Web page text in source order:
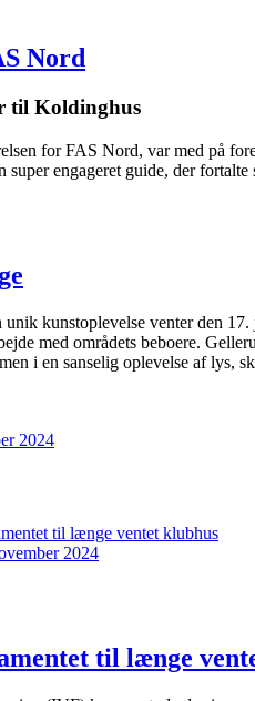
Nord
til Koldinghus
for FAS Nord, var med på
engageret guide, der
kunstoplevelse venter den
med områdets beboere.
i en sanselig oplevelse af lys,
2024
til længe ventet klubhus
2024
til længe